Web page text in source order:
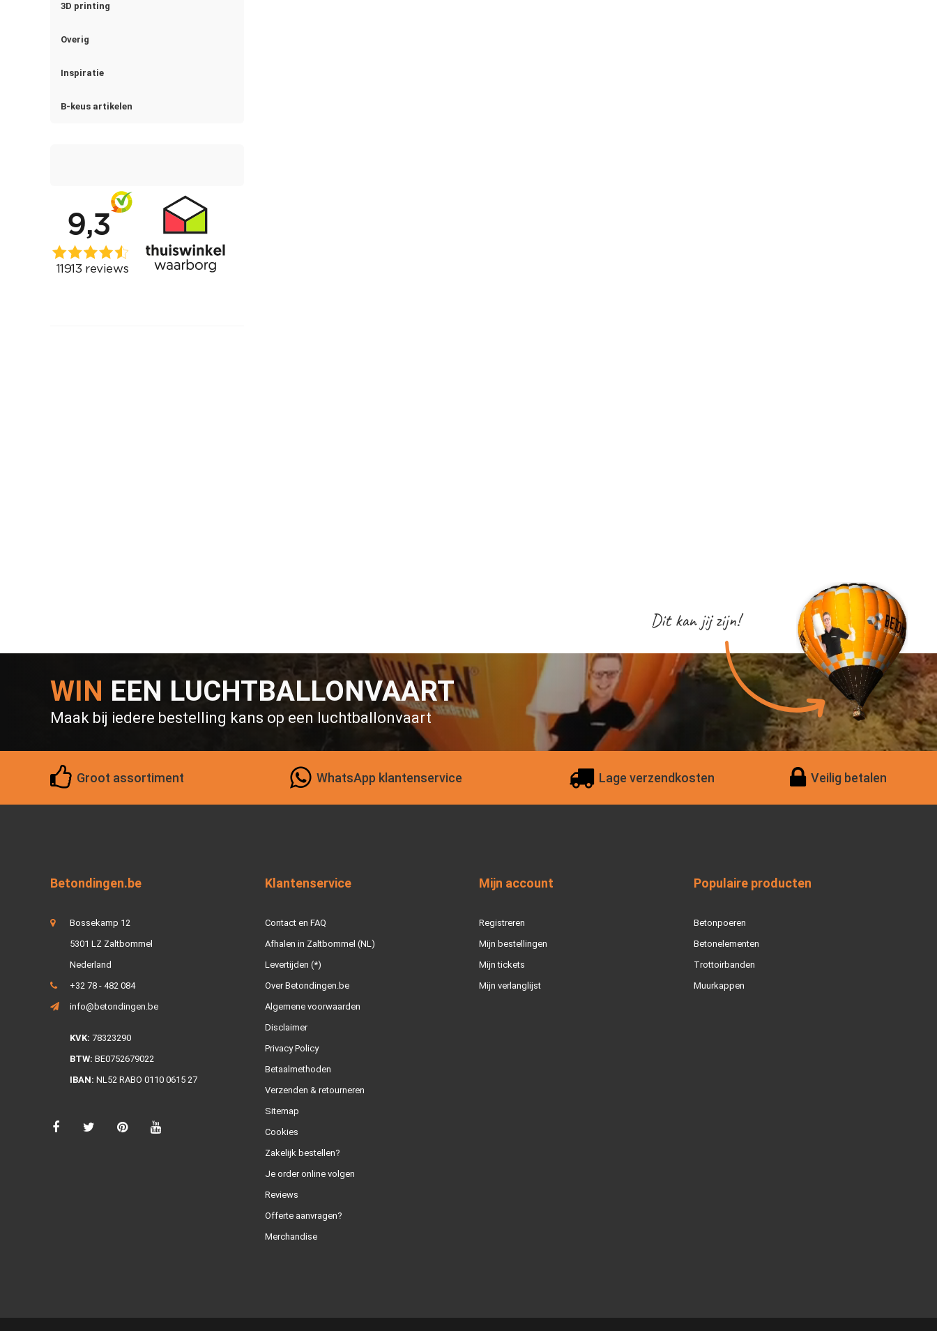
3D printing
Overig
Inspiratie
B-keus artikelen
WIN EEN LUCHTBALLONVAART
Maak bij iedere bestelling kans op een luchtballonvaart
Dit kan jij zijn!
Groot assortiment WhatsApp klantenservice Lage verzendkosten Veilig betalen
Betondingen.be
Bossekamp 12
5301 LZ Zaltbommel
Nederland
+32 78 - 482 084
info@betondingen.be
KVK: 78323290
BTW: BE0752679022
IBAN: NL52 RABO 0110 0615 27
Klantenservice
Contact en FAQ
Afhalen in Zaltbommel (NL)
Levertijden (*)
Over Betondingen.be
Algemene voorwaarden
Disclaimer
Privacy Policy
Betaalmethoden
Verzenden & retourneren
Sitemap
Cookies
Zakelijk bestellen?
Je order online volgen
Reviews
Offerte aanvragen?
Merchandise
Mijn account
Registreren
Mijn bestellingen
Mijn tickets
Mijn verlanglijst
Populaire producten
Betonpoeren
Betonelementen
Trottoirbanden
Muurkappen